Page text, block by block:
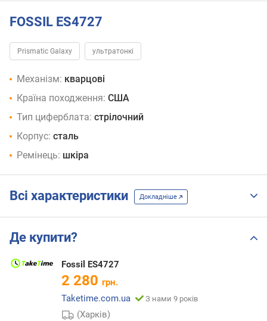
FOSSIL ES4727
Prismatic Galaxy ультратонкі
Механізм: кварцові
Країна походження: США
Тип циферблата: стрілочний
Корпус: сталь
Ремінець: шкіра
Всі характеристики Докладніше
Де купити?
Fossil ES4727
2 280 грн.
Taketime.com.ua
З нами 9 років
(Харків)